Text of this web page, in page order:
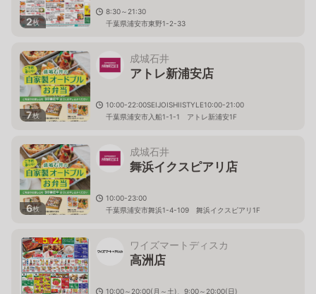
2枚
8:30～21:30
千葉県浦安市東野1-2-33
7枚
成城石井
アトレ新浦安店
10:00-22:00SEIJOISHIISTYLE10:00-21:00
千葉県浦安市入船1-1-1 アトレ新浦安1F
6枚
成城石井
舞浜イクスピアリ店
10:00-23:00
千葉県浦安市舞浜1-4-109 舞浜イクスピアリ1F
ワイズマートディスカ
高洲店
10:00～20:00(月～土)、9:00～20:00(日)